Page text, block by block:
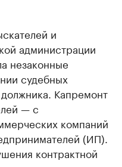
и
администрации
незаконные
судебных
Капремонт
— с
компаний
(ИП).
контрактной